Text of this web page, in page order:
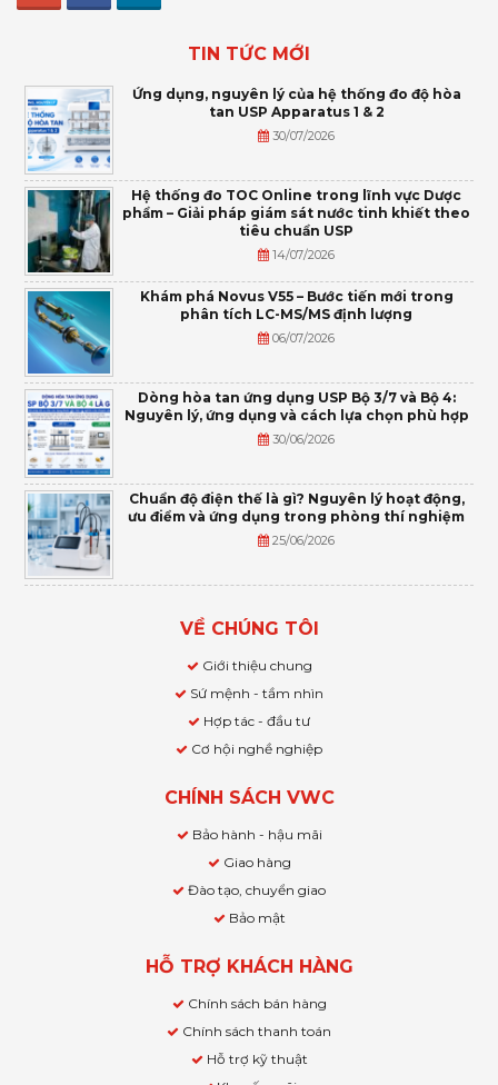
TIN TỨC MỚI
Ứng dụng, nguyên lý của hệ thống đo độ hòa
tan USP Apparatus 1 & 2
30/07/2026
Hệ thống đo TOC Online trong lĩnh vực Dược
phẩm – Giải pháp giám sát nước tinh khiết theo
tiêu chuẩn USP
14/07/2026
Khám phá Novus V55 – Bước tiến mới trong
phân tích LC-MS/MS định lượng
06/07/2026
Dòng hòa tan ứng dụng USP Bộ 3/7 và Bộ 4:
Nguyên lý, ứng dụng và cách lựa chọn phù hợp
30/06/2026
Chuẩn độ điện thế là gì? Nguyên lý hoạt động,
ưu điểm và ứng dụng trong phòng thí nghiệm
25/06/2026
VỀ CHÚNG TÔI
Giới thiệu chung
Sứ mệnh - tầm nhìn
Hợp tác - đầu tư
Cơ hội nghề nghiệp
CHÍNH SÁCH VWC
Bảo hành - hậu mãi
Giao hàng
Đào tạo, chuyển giao
Bảo mật
HỖ TRỢ KHÁCH HÀNG
Chính sách bán hàng
Chính sách thanh toán
Hỗ trợ kỹ thuật